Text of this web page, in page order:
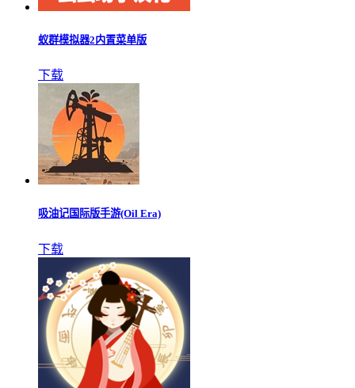
蚁群模拟器2内置菜单版
下载
吸油记国际版手游(Oil Era)
下载